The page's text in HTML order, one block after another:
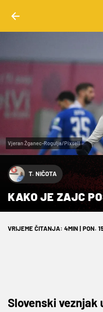
Vjeran Žganec-Rogulja/Pixsell
T. NIČOTA
KAKO JE ZAJC
VRIJEME ČITANJA: 4MIN | PON.
Slovenski veznjak